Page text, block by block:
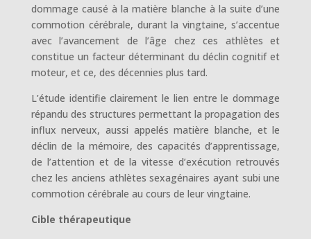
dommage causé à la matière blanche à la suite d’une
commotion cérébrale, durant la vingtaine, s’accentue
avec l’avancement de l’âge chez ces athlètes et
constitue un facteur déterminant du déclin cognitif et
moteur, et ce, des décennies plus tard.
L’étude identifie clairement le lien entre le dommage
répandu des structures permettant la propagation des
influx nerveux, aussi appelés matière blanche, et le
déclin de la mémoire, des capacités d’apprentissage,
de l’attention et de la vitesse d’exécution retrouvés
chez les anciens athlètes sexagénaires ayant subi une
commotion cérébrale au cours de leur vingtaine.
Cible thérapeutique